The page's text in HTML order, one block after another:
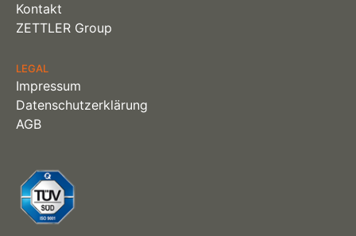
Kontakt
ZETTLER Group
LEGAL
Impressum
Datenschutzerklärung
AGB